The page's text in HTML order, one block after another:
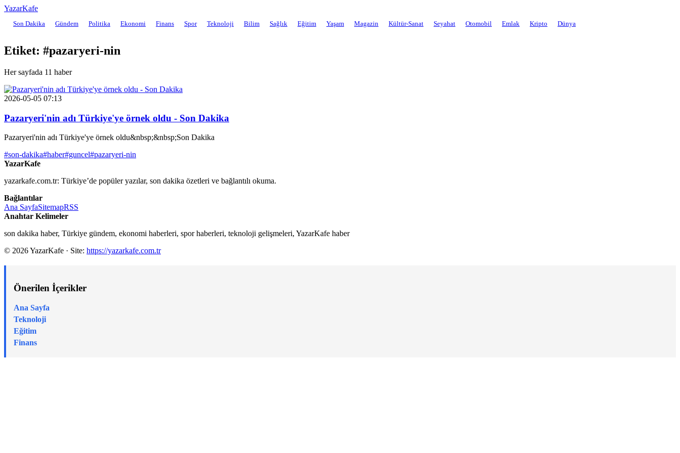
YazarKafe
Son Dakika Gündem Politika Ekonomi Finans Spor Teknoloji Bilim Sağlık Eğitim Yaşam Magazin Kültür-Sanat Seyahat Otomobil Emlak Kripto Dünya
Etiket: #pazaryeri-nin
Her sayfada 11 haber
2026-05-05 07:13
Pazaryeri'nin adı Türkiye'ye örnek oldu - Son Dakika
Pazaryeri'nin adı Türkiye'ye örnek oldu&nbsp;&nbsp;Son Dakika
#son-dakika#haber#guncel#pazaryeri-nin
YazarKafe
yazarkafe.com.tr: Türkiye’de popüler yazılar, son dakika özetleri ve bağlantılı okuma.
Bağlantılar
Ana SayfaSitemapRSS
Anahtar Kelimeler
son dakika haber, Türkiye gündem, ekonomi haberleri, spor haberleri, teknoloji gelişmeleri, YazarKafe haber
© 2026 YazarKafe · Site: https://yazarkafe.com.tr
Önerilen İçerikler
Ana Sayfa
Teknoloji
Eğitim
Finans